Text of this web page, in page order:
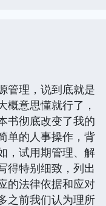
管理，说到底就是
概意思懂就行了，
书彻底改变了我的
单的人事操作，背
，试用期管理、解
得特别细致，列出
的法律依据和应对
之前我们认为理所